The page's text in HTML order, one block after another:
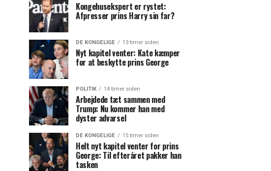
Kongehusekspert er rystet:
Afpresser prins Harry sin far?
DE KONGELIGE 13 timer siden
Nyt kapitel venter: Kate kæmper
for at beskytte prins George
POLITIK 14 timer siden
Arbejdede tæt sammen med
Trump: Nu kommer han med
dyster advarsel
DE KONGELIGE 15 timer siden
Helt nyt kapitel venter for prins
George: Til efteråret pakker han
tasken